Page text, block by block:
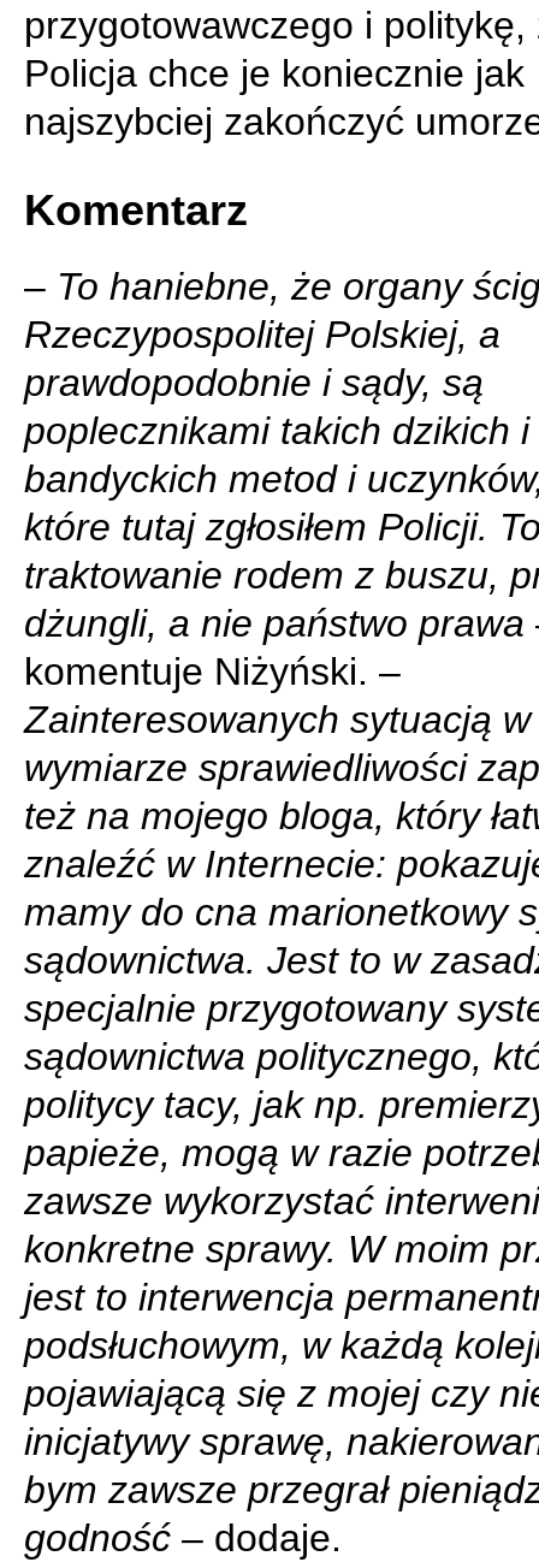
przygotowawczego i politykę,
Policja chce je koniecznie jak
najszybciej zakończyć
Komentarz
– To haniebne, że organy
Rzeczypospolitej Polskiej, a
prawdopodobnie i sądy, są
poplecznikami takich dzikich i
bandyckich metod i
które tutaj zgłosiłem Policji.
traktowanie rodem z buszu,
dżungli, a nie państwo prawa
komentuje Niżyński. –
Zainteresowanych sytuacją w
wymiarze sprawiedliwości
też na mojego bloga, który
znaleźć w Internecie:
mamy do cna marionetkowy
sądownictwa. Jest to w
specjalnie przygotowany
sądownictwa politycznego,
politycy tacy, jak np.
papieże, mogą w razie
zawsze wykorzystać
konkretne sprawy. W moim
jest to interwencja
podsłuchowym, w każdą
pojawiającą się z mojej czy
inicjatywy sprawę,
bym zawsze przegrał
godność – dodaje.